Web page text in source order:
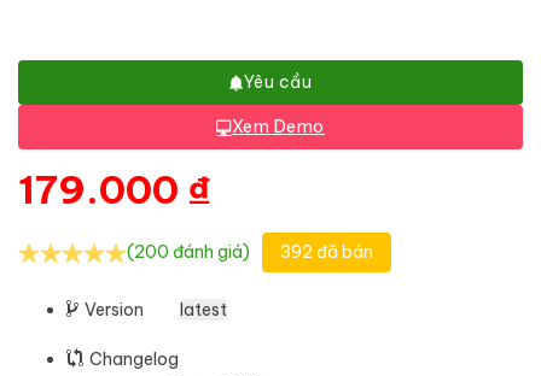
Yêu cầu
Xem Demo
179.000 ₫
(200 đánh giá) 392 đã bán
Version latest
Changelog